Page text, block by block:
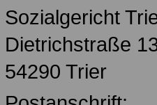
Sozialgericht
Dietrichstraße
54290 Trier